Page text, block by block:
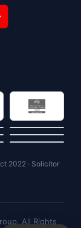
2022 · Solicitor
All Rights